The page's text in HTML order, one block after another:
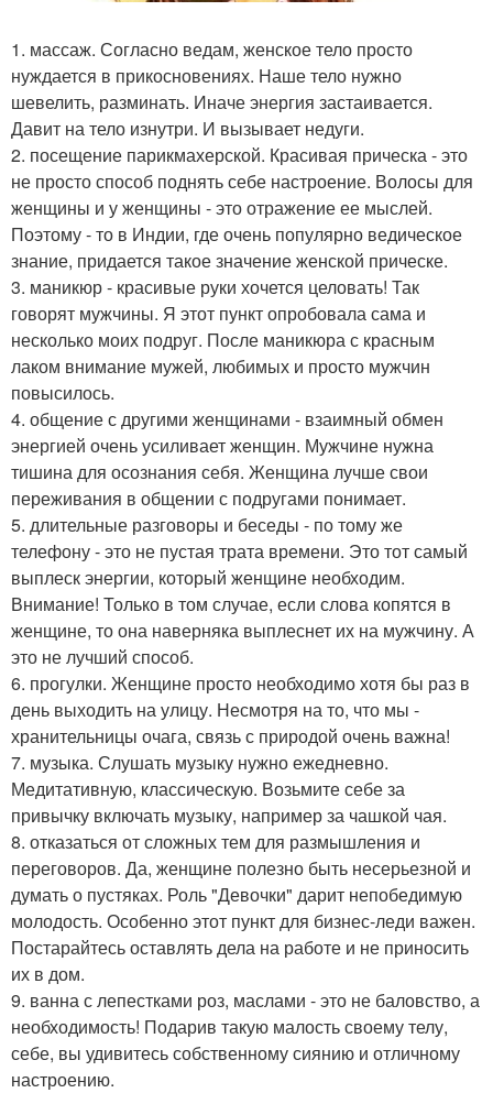
1. массаж. Согласно ведам, женское тело просто
нуждается в прикосновениях. Наше тело нужно
шевелить, разминать. Иначе энергия застаивается.
Давит на тело изнутри. И вызывает недуги.
2. посещение парикмахерской. Красивая прическа - это
не просто способ поднять себе настроение. Волосы для
женщины и у женщины - это отражение ее мыслей.
Поэтому - то в Индии, где очень популярно ведическое
знание, придается такое значение женской прическе.
3. маникюр - красивые руки хочется целовать! Так
говорят мужчины. Я этот пункт опробовала сама и
несколько моих подруг. После маникюра с красным
лаком внимание мужей, любимых и просто мужчин
повысилось.
4. общение с другими женщинами - взаимный обмен
энергией очень усиливает женщин. Мужчине нужна
тишина для осознания себя. Женщина лучше свои
переживания в общении с подругами понимает.
5. длительные разговоры и беседы - по тому же
телефону - это не пустая трата времени. Это тот самый
выплеск энергии, который женщине необходим.
Внимание! Только в том случае, если слова копятся в
женщине, то она наверняка выплеснет их на мужчину. А
это не лучший способ.
6. прогулки. Женщине просто необходимо хотя бы раз в
день выходить на улицу. Несмотря на то, что мы -
хранительницы очага, связь с природой очень важна!
7. музыка. Слушать музыку нужно ежедневно.
Медитативную, классическую. Возьмите себе за
привычку включать музыку, например за чашкой чая.
8. отказаться от сложных тем для размышления и
переговоров. Да, женщине полезно быть несерьезной и
думать о пустяках. Роль "Девочки" дарит непобедимую
молодость. Особенно этот пункт для бизнес-леди важен.
Постарайтесь оставлять дела на работе и не приносить
их в дом.
9. ванна с лепестками роз, маслами - это не баловство, а
необходимость! Подарив такую малость своему телу,
себе, вы удивитесь собственному сиянию и отличному
настроению.